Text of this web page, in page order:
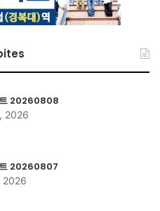
20260808
2026
20260807
2026